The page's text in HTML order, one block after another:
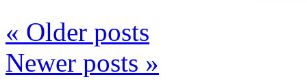
« Older posts
Newer posts »